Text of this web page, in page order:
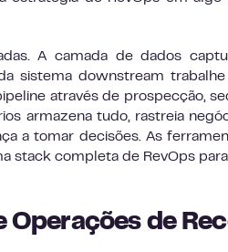
A camada de dados
sistema downstream
através de prospecção,
armazena tudo, rastreia
a tomar decisões. As
stack completa de RevOps
Operações de